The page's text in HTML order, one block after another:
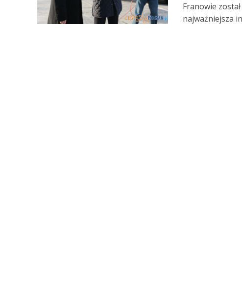
Franowie
najważniejsza